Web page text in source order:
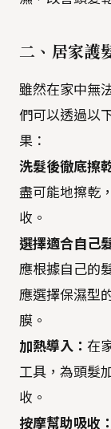
二、居家護
雖然在家中無
們可以透過以
果：
洗髮後徹底擦
盡可能地擦乾
收。
選擇適合自己
應根據自己的
應選擇保濕型
膜。
加熱導入： 在
工具，為頭髮
收。
按摩幫助吸收：